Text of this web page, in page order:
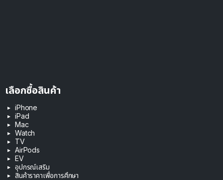
เลือกซื้อสินค้า
iPhone
iPad
Mac
Watch
TV
AirPods
EV
อุปกรณ์เสริม
สินค้าราคาเพื่อการศึกษา